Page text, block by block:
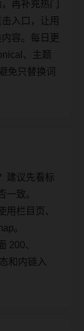
再补充热门
入口，让用
容。每日更
、主题
免只替换词
建议先看标
一致。
用栏目页、
。
200、
和内链入